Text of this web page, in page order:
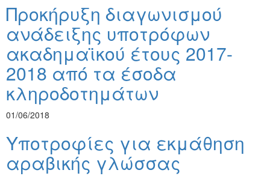
Προκήρυξη διαγωνισμού
ανάδειξης υποτρόφων
ακαδημαϊκού έτους 2017-
2018 από τα έσοδα
κληροδοτημάτων
01/06/2018
Υποτροφίες για εκμάθηση
αραβικής γλώσσας